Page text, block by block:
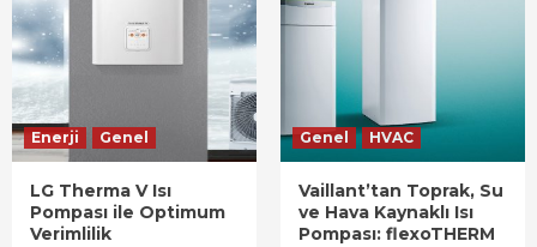
Enerji Genel
LG Therma V Isı
Pompası ile Optimum
Verimlilik
Genel HVAC
Vaillant’tan Toprak, Su
ve Hava Kaynaklı Isı
Pompası: flexoTHERM